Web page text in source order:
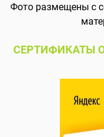
Фото размещены с
СЕРТИФИКАТЫ